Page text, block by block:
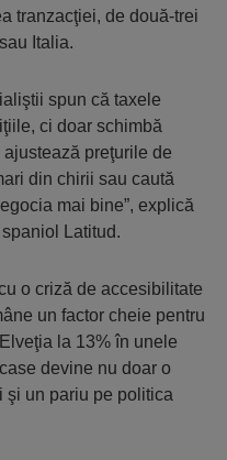
tranzacţiei, de două-trei
Italia.
spun că taxele
ci doar schimbă
preţurile de
din chirii sau caută
mai bine”, explică
Latitud.
o criză de accesibilitate
un factor cheie pentru
la 13% în unele
devine nu doar o
şi un pariu pe politica